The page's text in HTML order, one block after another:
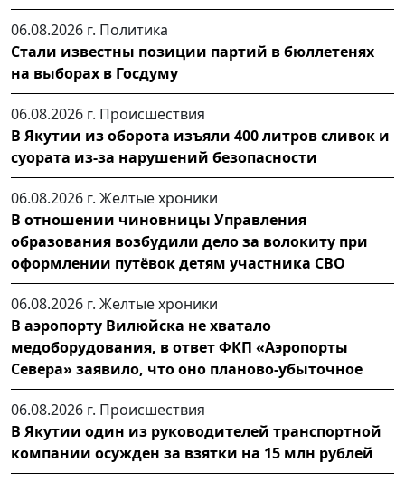
06.08.2026 г. Политика
Стали известны позиции партий в бюллетенях
на выборах в Госдуму
06.08.2026 г. Происшествия
В Якутии из оборота изъяли 400 литров сливок и
суората из-за нарушений безопасности
06.08.2026 г. Желтые хроники
В отношении чиновницы Управления
образования возбудили дело за волокиту при
оформлении путёвок детям участника СВО
06.08.2026 г. Желтые хроники
В аэропорту Вилюйска не хватало
медоборудования, в ответ ФКП «Аэропорты
Севера» заявило, что оно планово-убыточное
06.08.2026 г. Происшествия
В Якутии один из руководителей транспортной
компании осужден за взятки на 15 млн рублей